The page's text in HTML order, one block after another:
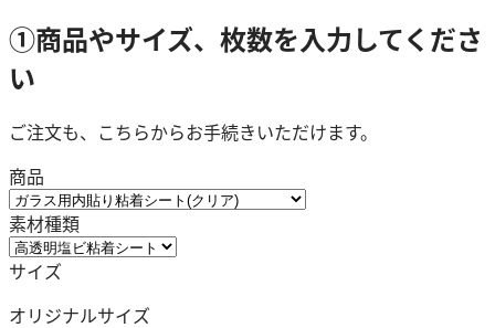
①商品やサイズ、枚数を入力してくださ
い
ご注文も、こちらからお手続きいただけます。
商品
素材種類
サイズ
オリジナルサイズ